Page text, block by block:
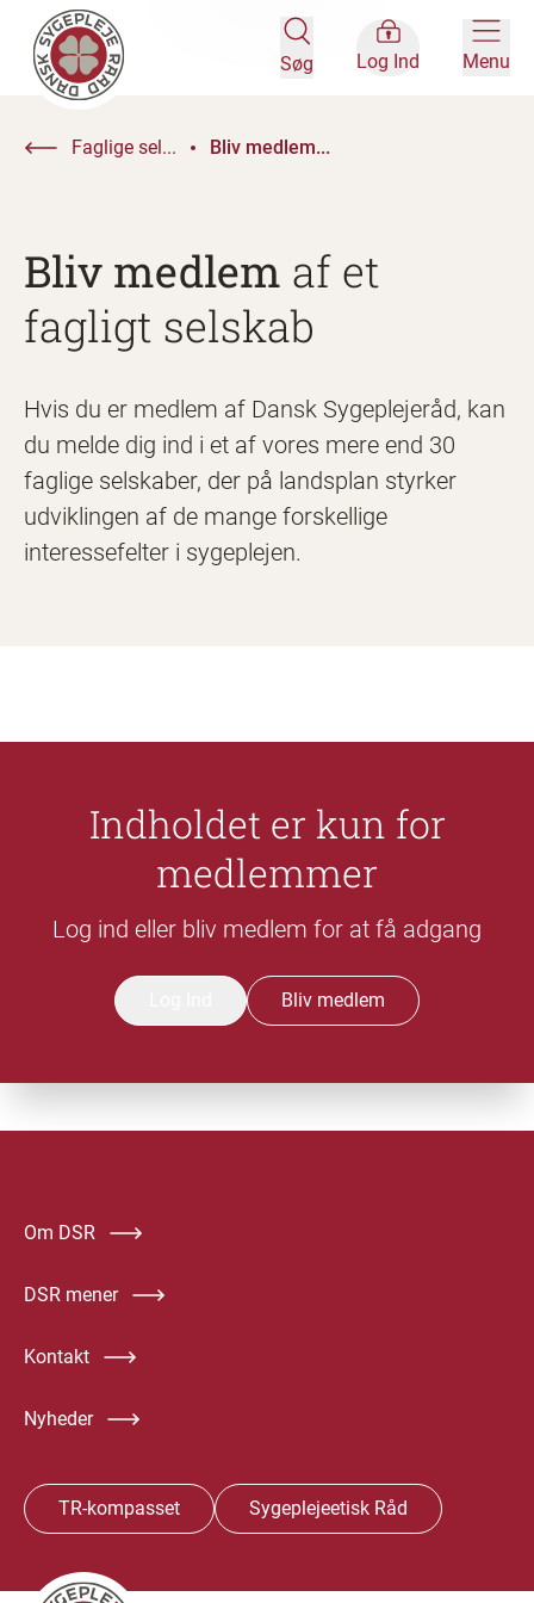
Søg Log Ind Menu
Faglige sel... Bliv medlem...
Bliv medlem af et
fagligt selskab
Hvis du er medlem af Dansk Sygeplejeråd, kan
du melde dig ind i et af vores mere end 30
faglige selskaber, der på landsplan styrker
udviklingen af de mange forskellige
interessefelter i sygeplejen.
Indholdet er kun for
medlemmer
Log ind eller bliv medlem for at få adgang
Bliv medlem
Om DSR
DSR mener
Kontakt
Nyheder
TR-kompasset Sygeplejeetisk Råd